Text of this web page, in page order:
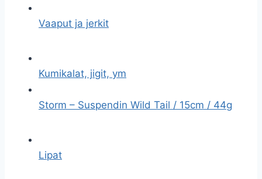
Vaaput ja jerkit
Kumikalat, jigit, ym
Storm – Suspendin Wild Tail / 15cm / 44g
Lipat